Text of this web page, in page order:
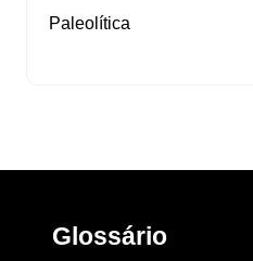
Paleolítica
Glossário